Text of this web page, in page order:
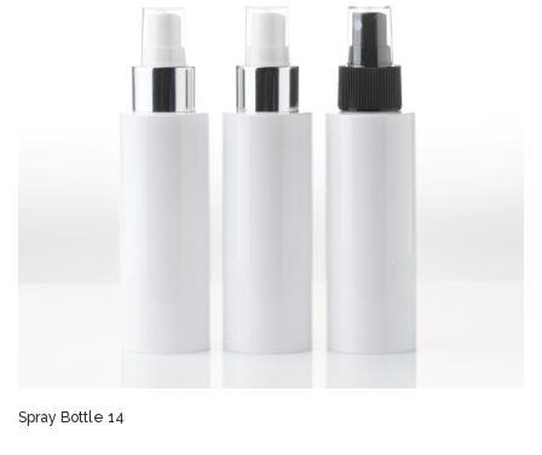
Spray Bottle 14